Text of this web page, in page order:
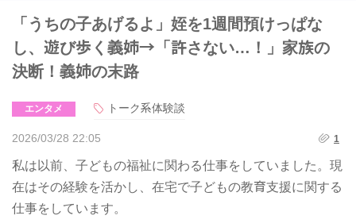
「うちの子あげるよ」姪を1週間預けっぱな
し、遊び歩く義姉→「許さない…！」家族の
決断！義姉の末路
エンタメ トーク系体験談
2026/03/28 22:05 1
私は以前、子どもの福祉に関わる仕事をしていました。現
在はその経験を活かし、在宅で子どもの教育支援に関する
仕事をしています。